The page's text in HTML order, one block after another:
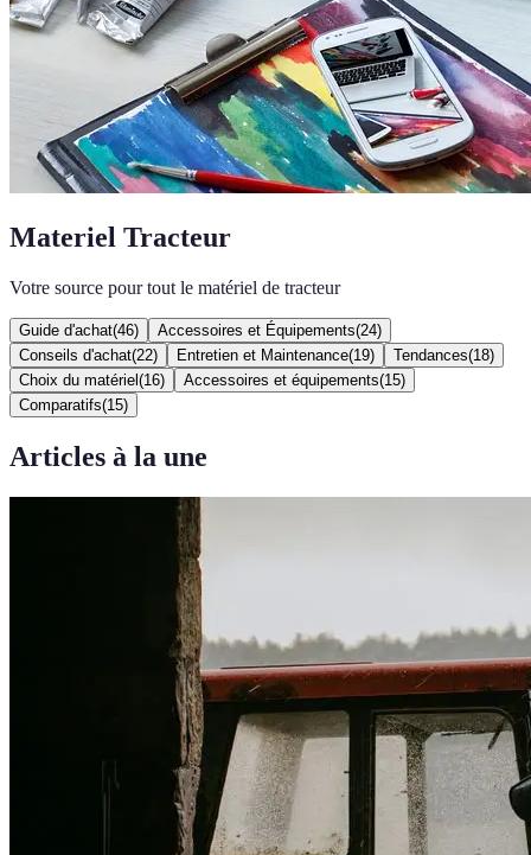
Materiel Tracteur
Votre source pour tout le matériel de tracteur
Guide d'achat(46) Accessoires et Équipements(24)
Conseils d'achat(22) Entretien et Maintenance(19) Tendances(18)
Choix du matériel (16) Accessoires et équipements(15)
Comparatifs(15)
Articles à la une